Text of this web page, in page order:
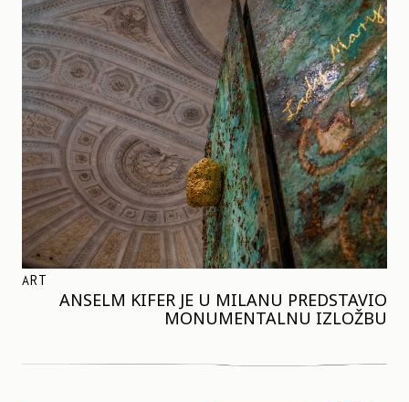
ART
ANSELM KIFER JE U MILANU PREDSTAVIO
MONUMENTALNU IZLOŽBU